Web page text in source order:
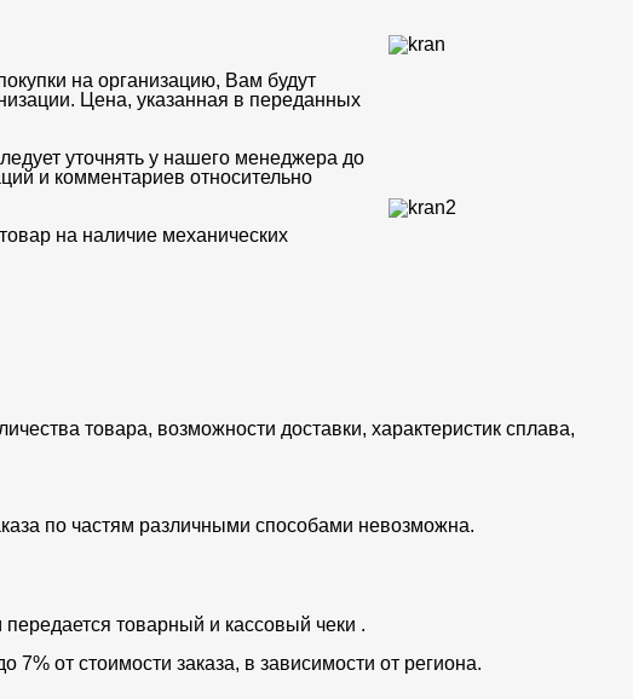
на организацию, Вам будут
Цена, указанная в переданных
уточнять у нашего менеджера до
и комментариев относительно
на наличие механических
товара, возможности доставки, характеристик сплава,
по частям различными способами невозможна.
товарный и кассовый чеки .
от стоимости заказа, в зависимости от региона.